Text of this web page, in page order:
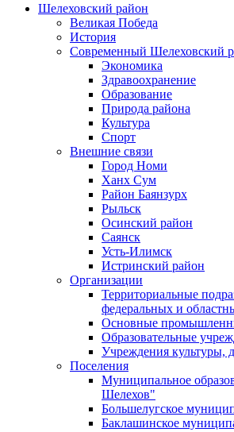
Шелеховский район
Великая Победа
История
Современный Шелеховский
Экономика
Здравоохранение
Образование
Природа района
Культура
Спорт
Внешние связи
Город Номи
Ханх Сум
Район Баянзурх
Рыльск
Осинский район
Саянск
Усть-Илимск
Истринский район
Организации
Территориальные
федеральных и
Основные
Образовательные
Учреждения культуры,
Поселения
Муниципальное
Шелехов"
Большелугское
Баклашинское